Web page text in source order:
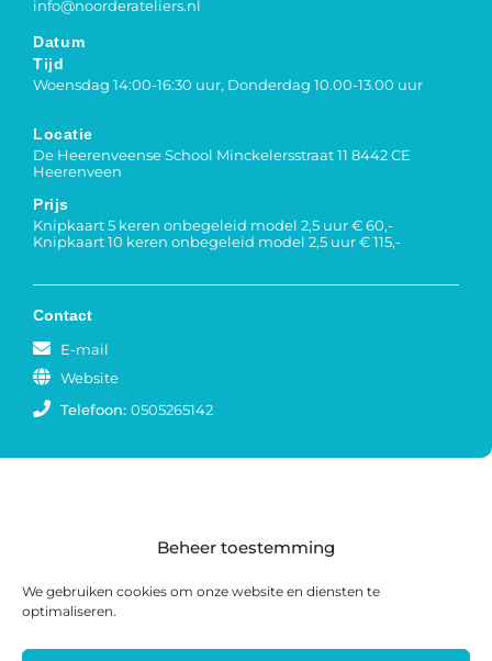
Beheer toestemming
We gebruiken cookies om onze website en diensten te
optimaliseren.
info@noorderateliers.nl
Datum
Tijd
Woensdag 14:00-16:30 uur, Donderdag 10.00-13.00 uur
Locatie
De Heerenveense School Minckelersstraat 11 8442 CE
Heerenveen
Prijs
Knipkaart 5 keren onbegeleid model 2,5 uur € 60,-
Knipkaart 10 keren onbegeleid model 2,5 uur € 115,-
Contact
E-mail
Website
Telefoon: 0505265142